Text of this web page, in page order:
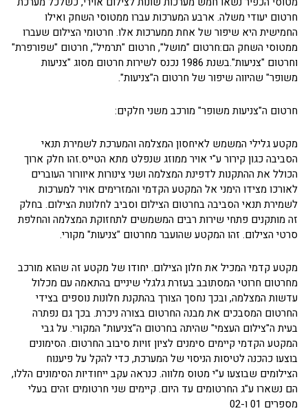
חרטום יעודי משלה. ארבע המערכות עברו ממטוסי השחק ואילו
החמישית היא שיפור של אחת ממערכות אלו. חרטומי הצילום שעברו
ממטוסי השחק הם:חרטום "מושל", חרטום "תרמיל", חרטום "שפורפרת"
וחרטום "צניעות".בשנת 1986 נכנס לשירות חרטום מסוג "צניעות
משופר" שהיווה שיפור של חרטום ה"צניעות".
חרטום ה"צניעות משופר" מורכב משני חלקים:
מקטע גלילי המשמש לאיחסון המצלמה והמערכת לשמירת תנאי
הסביבה כגון קירור ע"י אויר ממוזג שנפלט מתא הטייס.זהו חלק ארוך
הכולל את ההתקנות לדפינת המצלמה ושני צינורות איוורור העוברים
לאורכו מצידו הימני אל המקטע הקדמי והמזרימים אויר למערכות
לשמירת תנאי הסביבה בחרטום הצילום וסביב לחלונות הצילום. בחלק
זה מותקנים פתחי שירות רבים המשמשים לתחזוקת המצלמה והחלפת
סרטי הצילום. זהו המקטע שהועבר מחרטום "צניעות" מקורי.
מקטע קדמי המכיל את חלון הצילום. יחודו של מקטע זה שהוא מורכב
מחרטום חרוטי המסתובב בעזרת גלגלי שיניים בהתאמה עם מכלול
עדשות המצלמה, ובכך נחסך הצורך בהתקנת חלונות נוספים בצידי
החרטום המסבכים את מבנה החרטום בצורה ניכרת. בכך גם נפתרה
בעית ה"צילום העצמי" שהיתה בחרטום ה"צניעות" המקורי. על גבי
המקטע הקדמי קיימים סימנים לציון זויות סיבוב החרטום. הסימונים
בוצעו כהכנה לטיסות הניסוי של המערכת, כדי להקל על פיענוח
הצילומים שבוצעו ע"י מטוס מלווה. כנראה עקב ייחודיות הסימונים הללו,
הם נשארו ע"ג החרטומים עד היום. קיימים שני חרטומים זהים בעלי
מספרים 01 ו-02